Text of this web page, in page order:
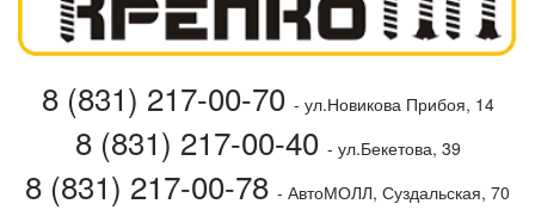
8 (831) 217-00-70 - ул.Новикова Прибоя, 14
8 (831) 217-00-40 - ул.Бекетова, 39
8 (831) 217-00-78 - АвтоМОЛЛ, Суздальская, 70